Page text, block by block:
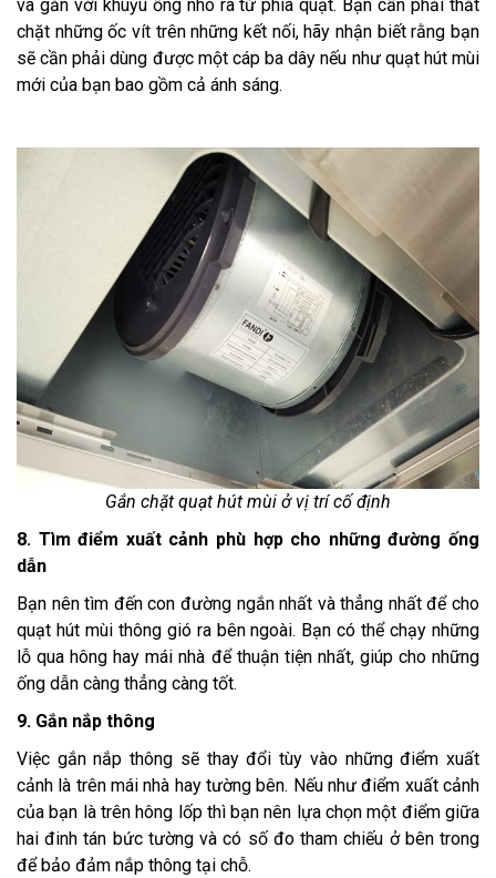
và gắn với khuỷu ống nhô ra từ phía quạt. Bạn cần phải thắt
chặt những ốc vít trên những kết nối, hãy nhận biết rằng bạn
sẽ cần phải dùng được một cáp ba dây nếu như quạt hút mùi
mới của bạn bao gồm cả ánh sáng.
Gắn chặt quạt hút mùi ở vị trí cố định
8. Tìm điểm xuất cảnh phù hợp cho những đường ống
dẫn
Bạn nên tìm đến con đường ngắn nhất và thẳng nhất để cho
quạt hút mùi thông gió ra bên ngoài. Bạn có thể chạy những
lỗ qua hông hay mái nhà để thuận tiện nhất, giúp cho những
ống dẫn càng thẳng càng tốt.
9. Gắn nắp thông
Việc gắn nắp thông sẽ thay đổi tùy vào những điểm xuất
cảnh là trên mái nhà hay tường bên. Nếu như điểm xuất cảnh
của bạn là trên hông lốp thì bạn nên lựa chọn một điểm giữa
hai đinh tán bức tường và có số đo tham chiếu ở bên trong
để bảo đảm nắp thông tại chỗ.